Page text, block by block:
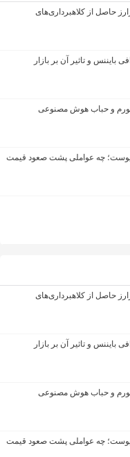
حاصل از کلاهبرداری‌های
هوش مصنوعی
عواملی پشت صعود قیمت
حاصل از کلاهبرداری‌های
هوش مصنوعی
عواملی پشت صعود قیمت